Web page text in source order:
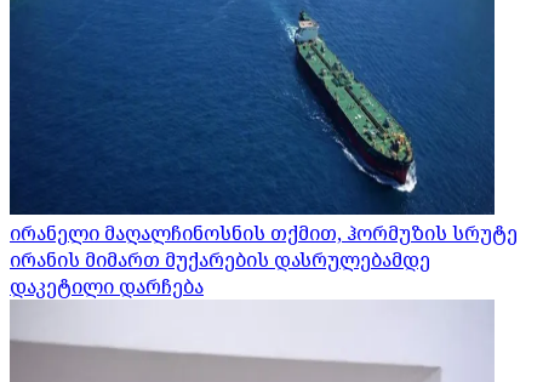
ირანელი მაღალჩინოსნის თქმით, ჰორმუზის სრუტე
ირანის მიმართ მუქარების დასრულებამდე
დაკეტილი დარჩება